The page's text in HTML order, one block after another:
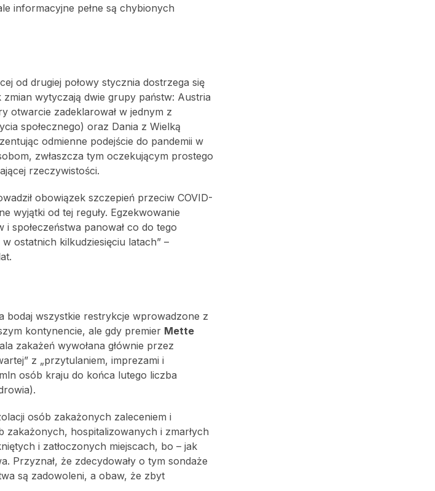
informacyjne pełne są chybionych
od drugiej połowy stycznia dostrzega się
wytyczają dwie grupy państw: Austria
otwarcie zadeklarował w jednym z
społecznego) oraz Dania z Wielką
odmienne podejście do pandemii w
zwłaszcza tym oczekującym prostego
rzeczywistości.
obowiązek szczepień przeciw COVID-
wyjątki od tej reguły. Egzekwowanie
społeczeństwa panował co do tego
ostatnich kilkudziesięciu latach” –
bodaj wszystkie restrykcje wprowadzone z
kontynencie, ale gdy premier Mette
zakażeń wywołana głównie przez
z „przytulaniem, imprezami i
osób kraju do końca lutego liczba
osób zakażonych zaleceniem i
zakażonych, hospitalizowanych i zmarłych
i zatłoczonych miejscach, bo – jak
Przyznał, że zdecydowały o tym sondaże
są zadowoleni, a obaw, że zbyt